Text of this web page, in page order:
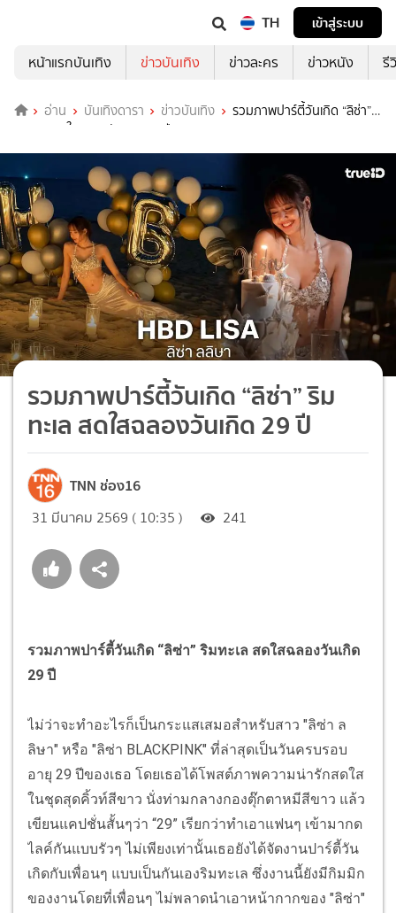
TH
เข้าสู่ระบบ
หน้าแรกบันเทิง
ข่าวบันเทิง ข่าวละคร ข่าวหนัง รี
อ่าน บันเทิงดารา ข่าวบันเทิง
รวมภาพปาร์ตี้วันเกิด “ลิซ่า”
ริมทะเล สดใสฉลองวันเกิด 29 ปี
รวมภาพปาร์ตี้วันเกิด “ลิซ่า” ริม
ทะเล สดใสฉลองวันเกิด 29 ปี
TNN ช่อง16
31 มีนาคม 2569 ( 10:35 ) 241
รวมภาพปาร์ตี้วันเกิด “ลิซ่า” ริมทะเล สดใสฉลองวันเกิด
29 ปี
ไม่ว่าจะทำอะไรก็เป็นกระแสเสมอสำหรับสาว "ลิซ่า ล
ลิษา" หรือ "ลิซ่า BLACKPINK" ที่ล่าสุดเป็นวันครบรอบ
อายุ 29 ปีของเธอ โดยเธอได้โพสต์ภาพความน่ารักสดใส
ในชุดสุดคิ้วท์สีขาว นั่งท่ามกลางกองตุ๊กตาหมีสีขาว แล้ว
เขียนแคปชั่นสั้นๆว่า “29” เรียกว่าทำเอาแฟนๆ เข้ามากด
ไลค์กันแบบรัวๆ ไม่เพียงเท่านั้นเธอยังได้จัดงานปาร์ตี้วัน
เกิดกับเพื่อนๆ แบบเป็นกันเองริมทะเล ซึ่งงานนี้ยังมีกิมมิก
ของงานโดยที่เพื่อนๆ ไม่พลาดนำเอาหน้ากากของ "ลิซ่า"